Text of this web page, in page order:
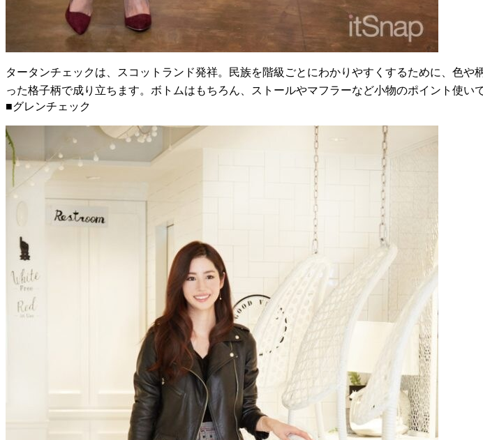
タータンチェックは、スコットランド発祥。民族を階級ごとにわかりやすくするために、色
った格子柄で成り立ちます。ボトムはもちろん、ストールやマフラーなど小物のポイント使い
■グレンチェック